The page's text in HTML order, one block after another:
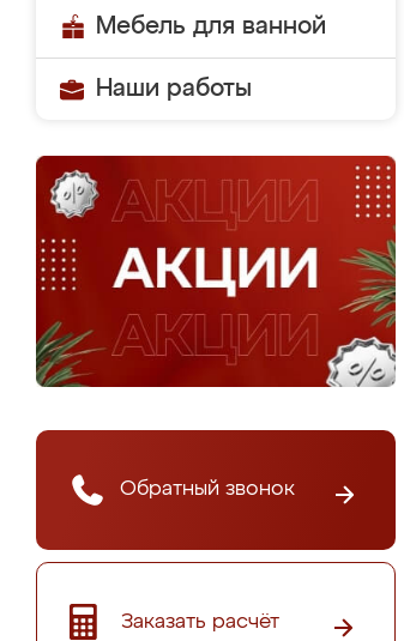
Мебель для ванной
Наши работы
Обратный звонок
Заказать расчёт